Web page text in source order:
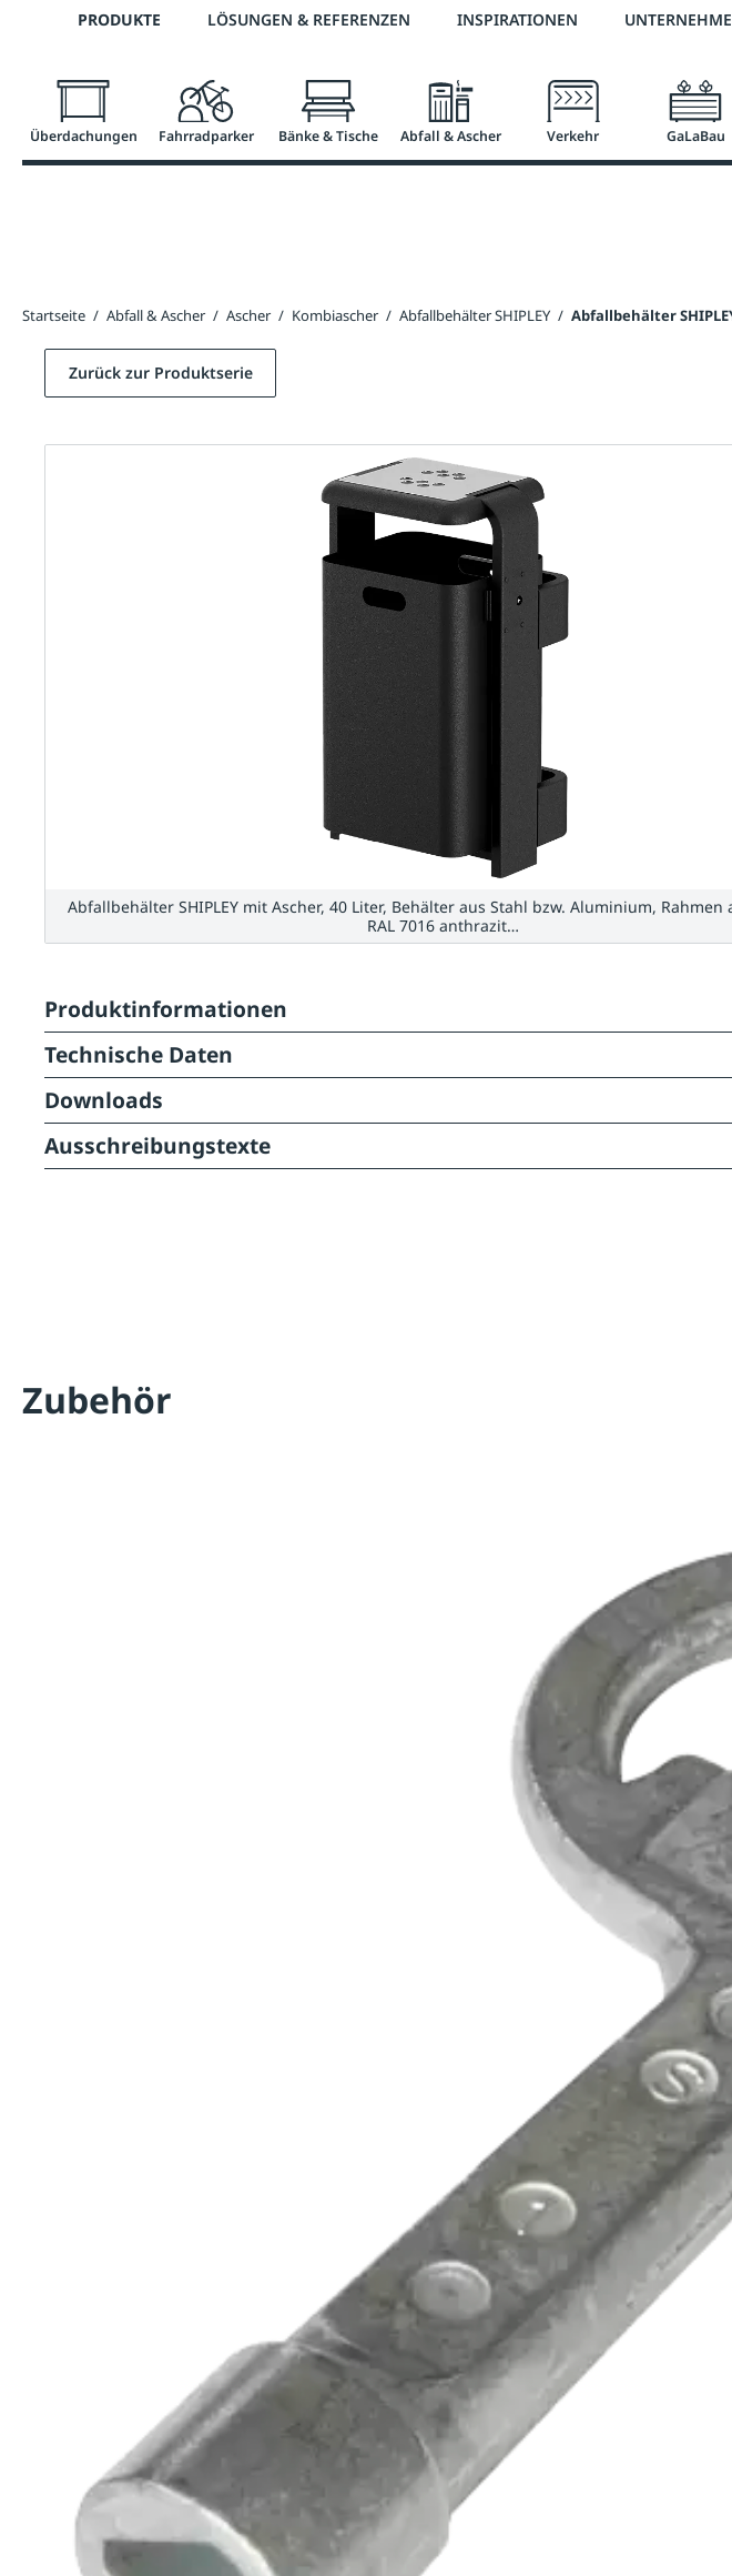
Zur Hauptnavigation springen
Telefon: 0800 / 100 49 02 2 % Vorkassen-Skonto
PRODUKTE LÖSUNGEN & REFERENZEN INSPIRATIONEN
Überdachungen Fahrradparker Bänke & Tische Abfall & Ascher Verkehr GaLaBau
Startseite / Abfall & Ascher / Ascher / Kombiascher / Abfallbehälter SHIPLEY / Abfallbehälter
Zurück zur Produktserie
Abfallbehälter SHIPLEY mit Ascher, 40 Liter, Behälter aus Stahl bzw. Aluminium, Rahmen
RAL 7016 anthrazit…
Produktinformationen
Technische Daten
Downloads
Ausschreibungstexte
Zubehör